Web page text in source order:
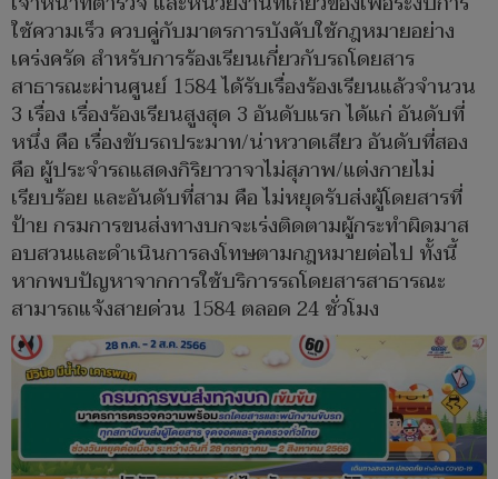
ใช้ความเร็ว ควบคู่กับมาตรการบังคับใช้กฎหมายอย่าง
เคร่งครัด สำหรับการร้องเรียนเกี่ยวกับรถโดยสาร
สาธารณะผ่านศูนย์ 1584 ได้รับเรื่องร้องเรียนแล้วจำนวน
3 เรื่อง เรื่องร้องเรียนสูงสุด 3 อันดับแรก ได้แก่ อันดับที่
หนึ่ง คือ เรื่องขับรถประมาท/น่าหวาดเสียว อันดับที่สอง
คือ ผู้ประจำรถแสดงกิริยาวาจาไม่สุภาพ/แต่งกายไม่
เรียบร้อย และอันดับที่สาม คือ ไม่หยุดรับส่งผู้โดยสารที่
ป้าย กรมการขนส่งทางบกจะเร่งติดตามผู้กระทำผิดมาส
อบสวนและดำเนินการลงโทษตามกฎหมายต่อไป ทั้งนี้
หากพบปัญหาจากการใช้บริการรถโดยสารสาธารณะ
สามารถแจ้งสายด่วน 1584 ตลอด 24 ชั่วโมง